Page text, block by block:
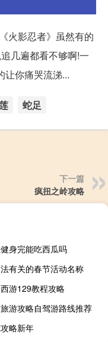
火影忍者》虽然有的
几遍都看不够啊!一
让你痛哭流涕...
蛇足
下一篇
疯扭之岭攻略
身完能吃西瓜吗
有关的春节活动名称
游129教程攻略
游攻略自驾游路线推荐
略新年